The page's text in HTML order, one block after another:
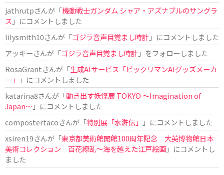
jathrutpさんが「機動戦士ガンダム シャア・アズナブルのサングラ
ス 」にコメントしました
lilysmith10さんが「ゴジラ音声目覚まし時計」にコメントしました
アッキーさんが「ゴジラ音声目覚まし時計」をフォローしました
RosaGrantさんが「生成AIサービス「ビックリマンAIグッズメーカ
ー」
」にコメントしました
katarina8さんが「動き出す妖怪展 TOKYO 〜Imagination of
Japan〜」にコメントしました
compostertacoさんが「特別展「水滸伝」
」にコメントしました
xsiren19さんが「東京都美術館開館100周年記念 大英博物館日本
美術コレクション 百花繚乱～海を越えた江戸絵画」にコメントし
ました